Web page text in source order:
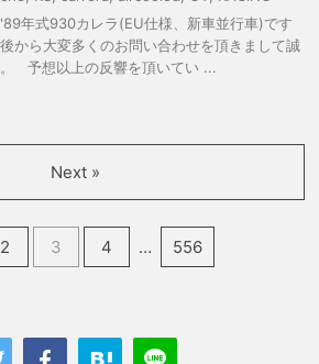
年式930カレラ(EU仕様、新車並行車)です
から大変多くのお問い合わせを頂きまして誠
予想以上の反響を頂いてい ...
2 3 4 … 556
Next »